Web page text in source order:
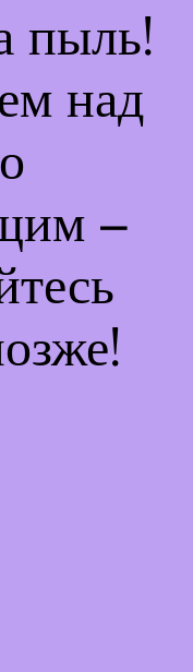
пыль!
над
–